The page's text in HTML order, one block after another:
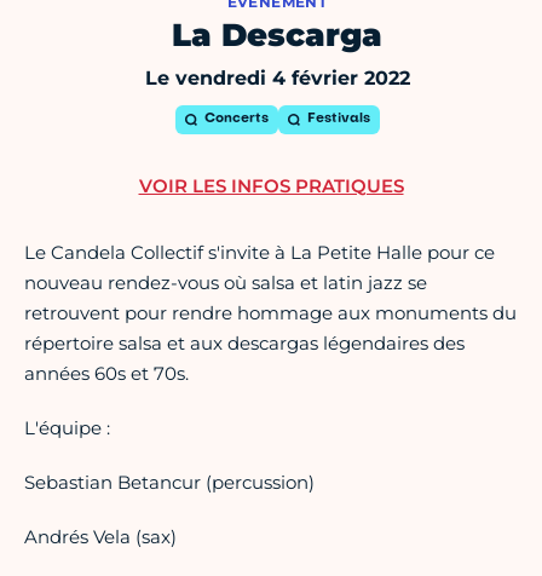
La Descarga
Le vendredi 4 février 2022
Concerts Festivals
Le Candela Collectif s'invite à La Petite Halle pour ce
nouveau rendez-vous où salsa et latin jazz se
retrouvent pour rendre hommage aux monuments du
répertoire salsa et aux descargas légendaires des
années 60s et 70s.
L'équipe :
Sebastian Betancur (percussion)
Andrés Vela (sax)
VOIR LES INFOS PRATIQUES